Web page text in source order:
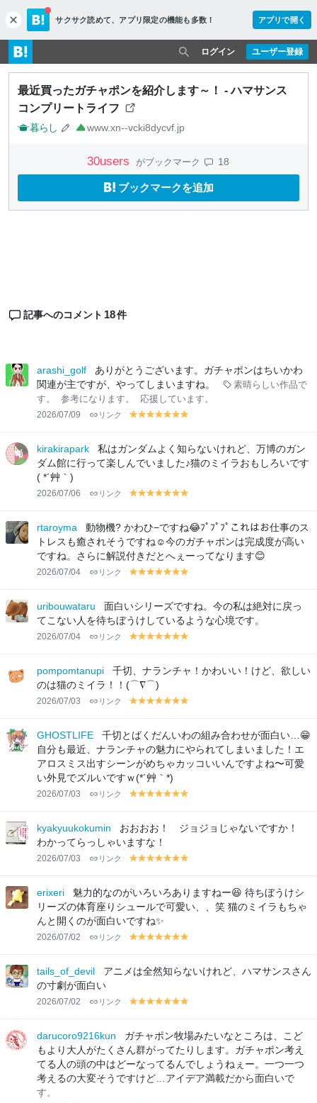
c
l
o
s
e
サクサク読めて、 アプリ限定の機能も多数！ アプリで開く
ユーザー登録
ログイン
最近買ったガチャポンを紹介します～！ - ハマサンス
コンプリートライフ
暮らし www.xn--vcki8dycvf.jp
30users がブックマーク 18
ブックマークを追加
記事へのコメント 18件
arashi_golf
ありがとうございます。ガチャポンはちいかわ
関連が主ですが、やってしまいますね。
素晴らしい作品で
す。
参考になります。 応援しています。
2026/07/09 リンク
y
lo
w
y
lo
w
y
lo
w
y
lo
w
y
lo
w
y
lo
w
lo
kirakirapark
私はガンダムよく知らないけれど、万博のガン
ダム館に行って楽しんでいました♪猫のミイラおもしろいです
( *´艸｀)
2026/07/06 リンク
y
lo
w
y
lo
w
y
lo
w
y
lo
w
y
lo
w
y
lo
w
lo
w
rtaroyma
動物機? かわひ−ですね😂ﾌﾟﾌﾟﾌﾟこれはお仕事のス
トレスも癒されそうですね☺️今のガチャポンは完成度が高い
ですね。さらに解説付きだとへぇーってなります😊
2026/07/04 リンク
y
lo
w
y
lo
w
y
lo
w
y
w
y
lo
w
y
lo
w
lo
w
uribouwataru
面白いシリーズですね。今の私は絶対に戻っ
てこない人を待ちぼうけしているような心境です。
2026/07/04 リンク
y
lo
w
y
lo
w
y
lo
w
y
lo
w
y
lo
y
lo lo
pompomtanupi
千切、ナランチャ！かわいい！けど、欲しい
のは猫のミイラ！！(⌒∇⌒)
2026/07/03 リンク
y
lo
w
y
lo
w
y
lo
w
y
lo
w
y
lo
w
y
lo
w
lo
w
GHOSTLIFE
千切とばくだんいわの組み合わせが面白い…😁
自分も最近、ナランチャの魅力にやられてしまいました！エ
アロスミス出すシーンがめちゃカッコいいんですよね〜可愛
い外見でズルいですｗ(*´艸｀*)
2026/07/03 リンク
y
lo
w
y
lo
w
y
lo
w
y
lo
w
y
lo
y
lo
kyakyuukokumin
おおおお！ ジョジョじゃないですか！
わかってらっしゃいますな！
2026/07/03 リンク
y
lo
w
y
lo
y
lo
w
y
lo
w
y
lo
w
y
lo
w
lo
w
erixeri
魅力的なのがいろいろありますねー😆 待ちぼうけシ
リーズの体育座りシュールで可愛い、、笑 猫のミイラもちゃ
んと開くのが面白いですね✨
2026/07/02 リンク
y
lo
y
lo
y
lo
y
lo
y
lo
y
lo lo
tails_of_devil
アニメは全然知らないけれど、ハマサンスさん
の寸劇が面白い
2026/07/02 リンク
y
lo
w
y
lo
w
y
lo
w
y
lo
w
y
lo
w
y
lo
w
lo
darucoro9216kun
ガチャポン牧場みたいなところは、こど
もより大人がたくさん群がってたりします。ガチャポン考え
てる人の頭の中はどーなってるんでしょうねぇー。一つ一つ
考えるの大変そうですけど…アイデア満載だから面白いで
す。